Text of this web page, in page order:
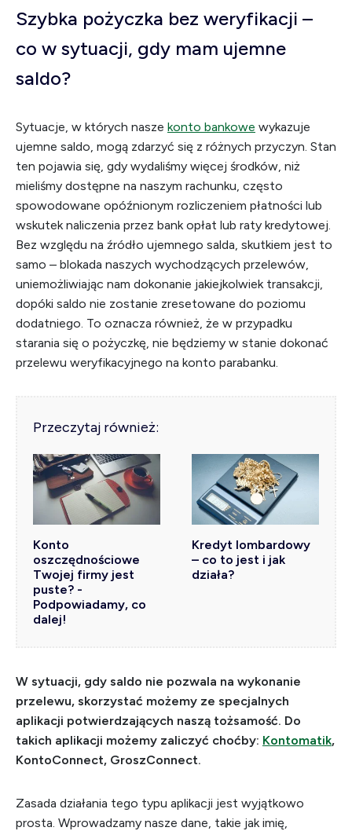
Szybka pożyczka bez weryfikacji –
co w sytuacji, gdy mam ujemne
saldo?
Sytuacje, w których nasze konto bankowe wykazuje
ujemne saldo, mogą zdarzyć się z różnych przyczyn. Stan
ten pojawia się, gdy wydaliśmy więcej środków, niż
mieliśmy dostępne na naszym rachunku, często
spowodowane opóźnionym rozliczeniem płatności lub
wskutek naliczenia przez bank opłat lub raty kredytowej.
Bez względu na źródło ujemnego salda, skutkiem jest to
samo – blokada naszych wychodzących przelewów,
uniemożliwiając nam dokonanie jakiejkolwiek transakcji,
dopóki saldo nie zostanie zresetowane do poziomu
dodatniego. To oznacza również, że w przypadku
starania się o pożyczkę, nie będziemy w stanie dokonać
przelewu weryfikacyjnego na konto parabanku.
Przeczytaj również:
Konto
oszczędnościowe
Twojej firmy jest
puste? -
Podpowiadamy, co
dalej!
Kredyt lombardowy
– co to jest i jak
działa?
W sytuacji, gdy saldo nie pozwala na wykonanie
przelewu, skorzystać możemy ze specjalnych
aplikacji potwierdzających naszą tożsamość. Do
takich aplikacji możemy zaliczyć choćby: Kontomatik,
KontoConnect, GroszConnect.
Zasada działania tego typu aplikacji jest wyjątkowo
prosta. Wprowadzamy nasze dane, takie jak imię,